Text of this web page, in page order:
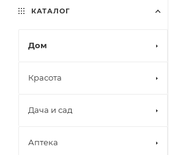
КАТАЛОГ
Дом
Красота
Дача и сад
Аптека